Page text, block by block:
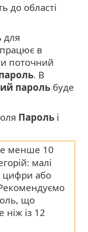
до області
для
в
поточний
. В
пароль буде
Пароль і
менше 10
малі
цифри або
що
ніж із 12